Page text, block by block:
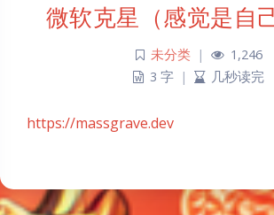
微软克星（感觉是自
未分类 |
1,246
3 字 | 几秒读完
https://massgrave.dev